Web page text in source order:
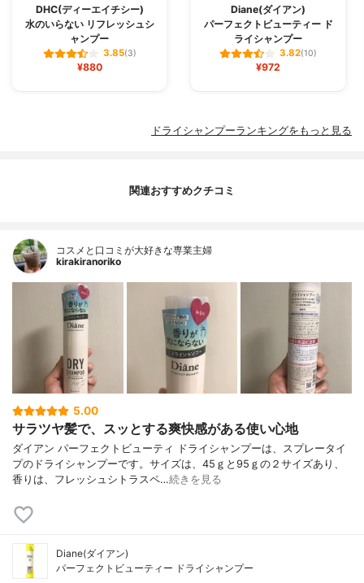
DHC(ディーエイチシー)
水のいらない リフレッシュシ
ャンプー
3.85(3)
¥880
Diane(ダイアン)
パーフェクトビューティー ド
ライシャンプー
3.82(10)
¥972
ドライシャンプーランキングをもっと見る
関連おすすめクチコミ
コスメと口コミが大好きな専業主婦
kirakiranoriko
5.00
サラツヤ髪で、スッとする爽快感がある使い心地
ダイアン パーフェクトビューティ ドライシャンプーは、スプレータイ
プのドライシャンプーです。サイズは、45ｇと95ｇの２サイズあり、
香りは、フレッシュシトラスペ…続きを見る
Diane(ダイアン)
パーフェクトビューティー ドライシャンプー